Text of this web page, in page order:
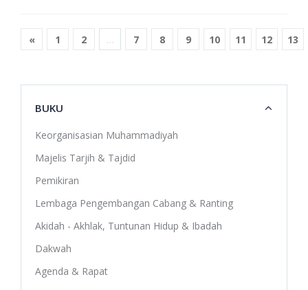
« 1 2 7 8 9 10 11 12 13
BUKU
Keorganisasian Muhammadiyah
Majelis Tarjih & Tajdid
Pemikiran
Lembaga Pengembangan Cabang & Ranting
Akidah - Akhlak, Tuntunan Hidup & Ibadah
Dakwah
Agenda & Rapat